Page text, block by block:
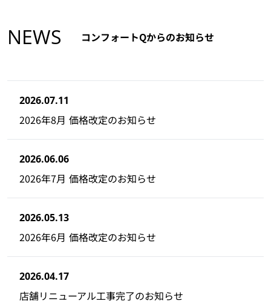
NEWS コンフォートQからのお知らせ
2026.07.11
2026年8月 価格改定のお知らせ
2026.06.06
2026年7月 価格改定のお知らせ
2026.05.13
2026年6月 価格改定のお知らせ
2026.04.17
店舗リニューアル工事完了のお知らせ